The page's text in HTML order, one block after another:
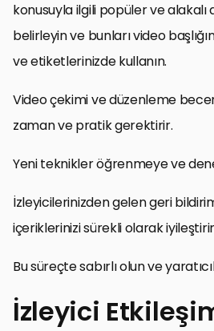
konusuyla ilgili popüler ve
belirleyin ve bunları video
ve etiketlerinizde kullanın.
Video çekimi ve düzenleme
zaman ve pratik gerektirir.
Yeni teknikler öğrenmeye ve
İzleyicilerinizden gelen geri
içeriklerinizi sürekli olarak
Bu süreçte sabırlı olun ve
İzleyici